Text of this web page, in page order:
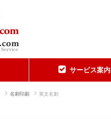
サービス案内
名刺印刷 英文名刺